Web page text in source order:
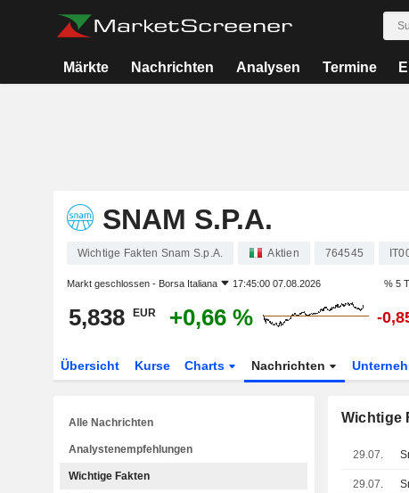
Märkte Nachrichten Analysen Termine
SNAM S.P.A.
Wichtige Fakten Snam S.p.A. Aktien 764545
Markt geschlossen - Borsa Italiana 17:45:00 07.08.2026 % 5
5,838 EUR +0,66 % -
Übersicht Kurse Charts Nachrichten
Wichtige
29.07.
29.07.
Alle Nachrichten
Analystenempfehlungen
Wichtige Fakten